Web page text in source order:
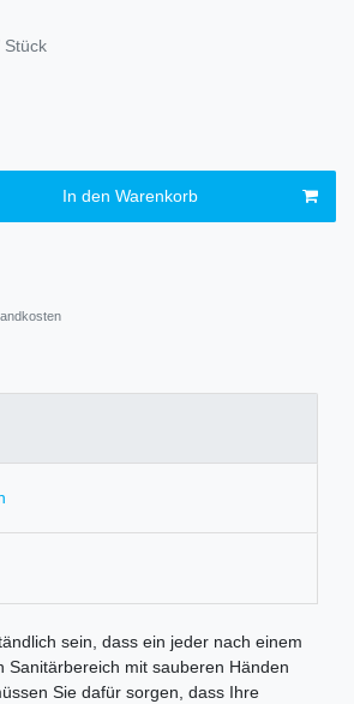
Stück
In den Warenkorb
sein, dass ein jeder nach einem
Sanitärbereich mit sauberen Händen
Sie dafür sorgen, dass Ihre